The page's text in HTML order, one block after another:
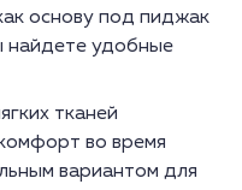
основу под пиджак
найдете удобные
тканей
во время
вариантом для